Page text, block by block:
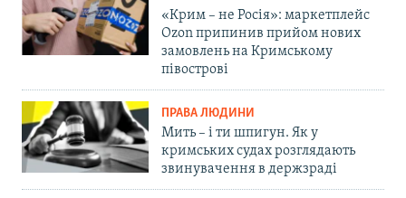
«Крим – не Росія»: маркетплейс
Ozon припинив прийом нових
замовлень на Кримському
півострові
ПРАВА ЛЮДИНИ
Мить – і ти шпигун. Як у
кримських судах розглядають
звинувачення в держзраді